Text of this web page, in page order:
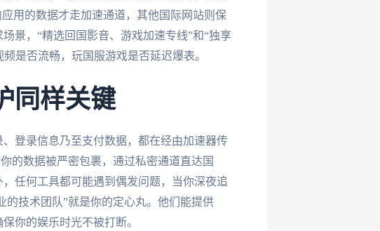
用的数据才走加速通道，其他国际网站则保
景，“精选回国影音、游戏加速专线”和“独享
是否流畅，玩国服游戏是否延迟爆表。
同样关键
登录信息乃至支付数据，都在经由加速器传
的数据被严密包裹，通过私密通道直达国
任何工具都可能遇到偶发问题，当你深夜追
的技术团队”就是你的定心丸。他们能提供
你的娱乐时光不被打断。